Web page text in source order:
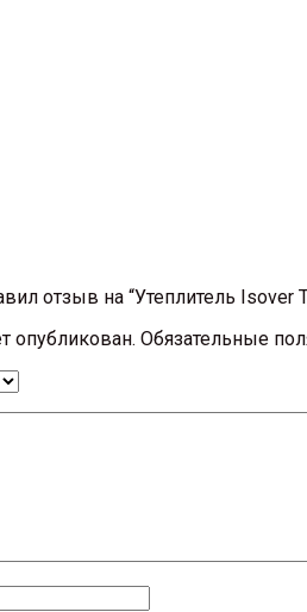
отзыв на “Утеплитель
опубликован. Обязательные